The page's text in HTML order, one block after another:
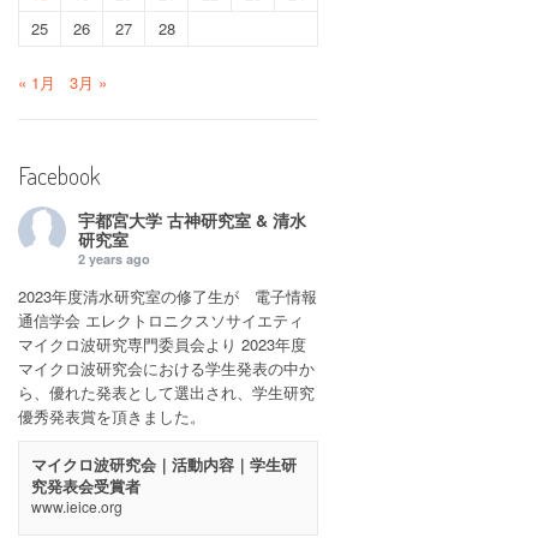
25
26 27 28
« 1月 3月 »
Facebook
宇都宮大学 古神研究室 & 清水
研究室
2 years ago
2023年度清水研究室の修了生が 電子情報
通信学会 エレクトロニクスソサイエティ
マイクロ波研究専門委員会より 2023年度
マイクロ波研究会における学生発表の中か
ら、優れた発表として選出され、学生研究
優秀発表賞を頂きました。
マイクロ波研究会｜活動内容｜学生研
究発表会受賞者
www.ieice.org